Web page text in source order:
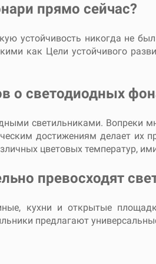
прямо сейчас?
устойчивость никогда не
как Цели устойчивого
о светодиодных
светильниками. Вопреки
достижениям делает
цветовых температур,
превосходят
кухни и открытые
предлагают